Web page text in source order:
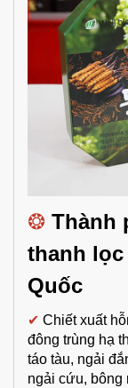
❂ Thành
thanh lọc
Quốc
✔ Chiết xuất
đông trùng hạ
táo tàu, ngải
ngải cứu, bông